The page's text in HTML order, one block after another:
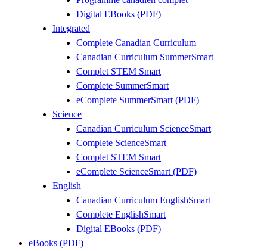
Digital EBooks (PDF)
Integrated
Complete Canadian Curriculum
Canadian Curriculum SummerSmart
Complet STEM Smart
Complete SummerSmart
eComplete SummerSmart (PDF)
Science
Canadian Curriculum ScienceSmart
Complete ScienceSmart
Complet STEM Smart
eComplete ScienceSmart (PDF)
English
Canadian Curriculum EnglishSmart
Complete EnglishSmart
Digital EBooks (PDF)
eBooks (PDF)